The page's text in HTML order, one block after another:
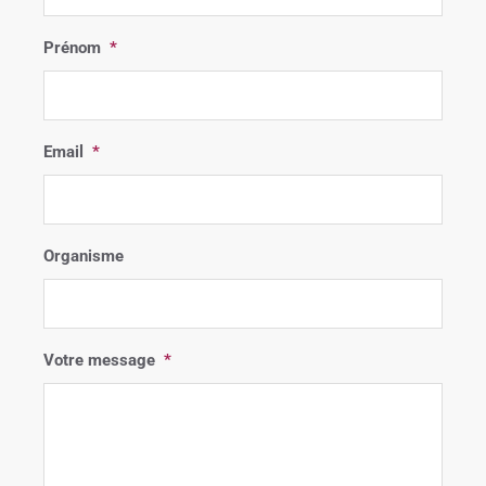
Prénom *
Email *
Organisme
Votre message *